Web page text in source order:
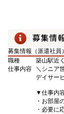
募集情報（派遣社員）
職種
築山駅近
仕事内容
＼シニア
デイサー
▼仕事内
・お部屋
・必要に